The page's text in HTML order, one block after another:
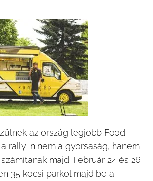
az ország legjobb Food
rally-n nem a gyorsaság, hanem
majd. Február 24 és 26
35 kocsi parkol majd be a